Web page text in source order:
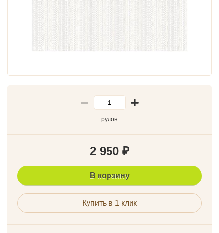
рулон
2 950 ₽
В корзину
Купить в 1 клик